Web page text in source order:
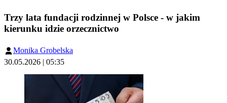
Trzy lata fundacji rodzinnej w Polsce - w jakim
kierunku idzie orzecznictwo
Monika Grobelska
30.05.2026 | 05:35